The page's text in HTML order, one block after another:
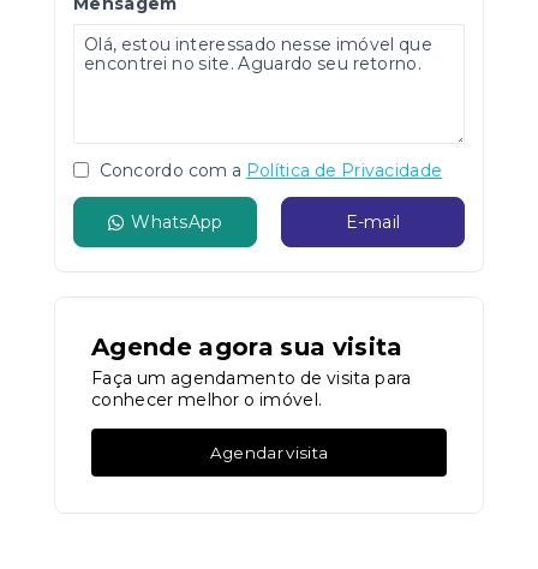
Concordo com a Política de Privacidade
WhatsApp E-mail
Agende agora sua visita
Faça um agendamento de visita para
conhecer melhor o imóvel.
Agendar visita